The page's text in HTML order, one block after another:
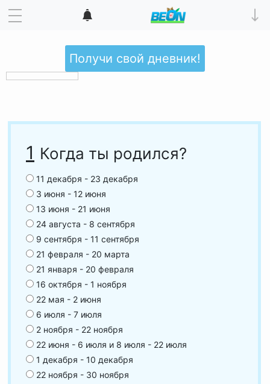
Получи свой дневник!
1 Когда ты родился?
11 декабря - 23 декабря
3 июня - 12 июня
13 июня - 21 июня
24 августа - 8 сентября
9 сентября - 11 сентября
21 февраля - 20 марта
21 января - 20 февраля
16 октября - 1 ноября
22 мая - 2 июня
6 июля - 7 июля
2 ноября - 22 ноября
22 июня - 6 июля и 8 июля - 22 июля
1 декабря - 10 декабря
22 ноября - 30 ноября